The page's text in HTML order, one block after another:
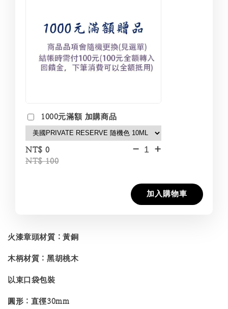
1000元滿額 加購商品
NT$ 0
NT$ 100
- +
加入購物車
火漆章頭材質：黃銅
木柄材質：黑胡桃木
以束口袋包裝
圓形：直徑30mm